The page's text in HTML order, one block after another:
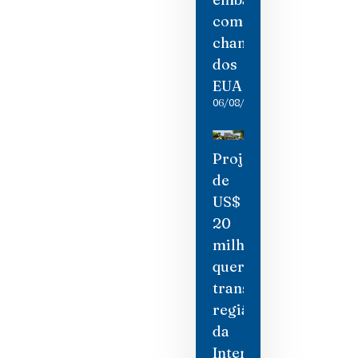
como
chantagem
dos
EUA
06/08/2026
Projeto
de
US$
20
milhões
quer
transformar
região
da
International